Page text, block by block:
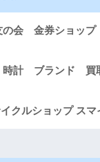
の会 金券ショッ
計 ブランド 買
クルショップ スマ